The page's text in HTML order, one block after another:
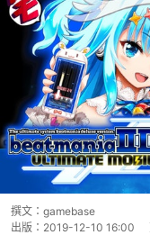
撰文： gamebase
出版： 2019-12-10 16:00